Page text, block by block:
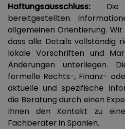
Haftungsausschluss: Die
bereitgestellten
allgemeinen Orientierung.
dass alle Details vollständig
lokale Vorschriften und
Änderungen unterliegen.
formelle Rechts-, Finanz-
aktuelle und spezifische
die Beratung durch einen
Ihnen den Kontakt zu
Fachberater in Spanien.